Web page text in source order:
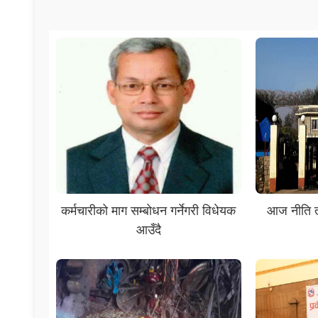
कर्मचारीको माग सम्बोधन गर्नेगरी विधेयक
आउँदै
आज नीति